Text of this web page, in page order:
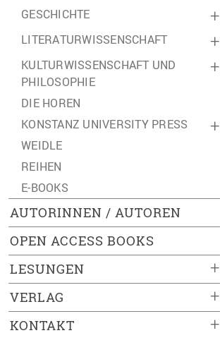
+
GESCHICHTE
+
LITERATURWISSENSCHAFT
+
KULTURWISSENSCHAFT UND
PHILOSOPHIE
DIE HOREN
+
KONSTANZ UNIVERSITY PRESS
WEIDLE
REIHEN
E-BOOKS
AUTORINNEN / AUTOREN
OPEN ACCESS BOOKS
+
LESUNGEN
+
VERLAG
+
KONTAKT